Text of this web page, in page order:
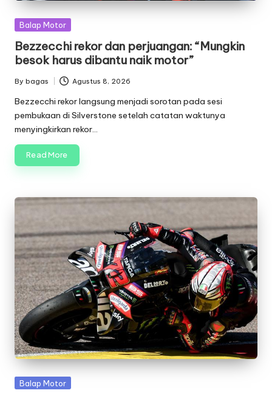
Posted
Balap Motor
Bezzecchi rekor dan perjuangan: “Mungkin
besok harus dibantu naik motor”
Posted
by
By bagas Agustus 8, 2026
Bezzecchi rekor langsung menjadi sorotan pada sesi
pembukaan di Silverstone setelah catatan waktunya
menyingkirkan rekor…
Read More
Posted
Balap Motor